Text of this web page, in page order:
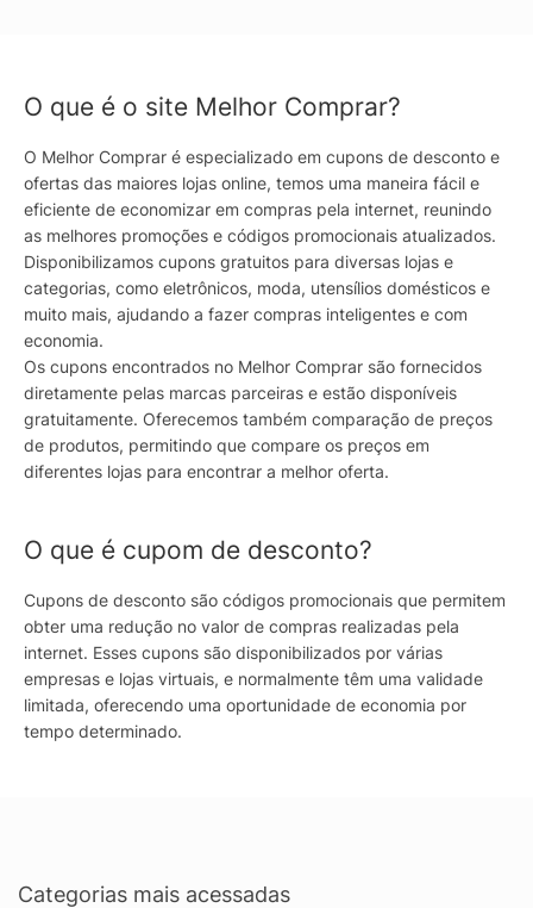
O que é o site Melhor Comprar?
O Melhor Comprar é especializado em cupons de desconto e
ofertas das maiores lojas online, temos uma maneira fácil e
eficiente de economizar em compras pela internet, reunindo
as melhores promoções e códigos promocionais atualizados.
Disponibilizamos cupons gratuitos para diversas lojas e
categorias, como eletrônicos, moda, utensílios domésticos e
muito mais, ajudando a fazer compras inteligentes e com
economia.
Os cupons encontrados no Melhor Comprar são fornecidos
diretamente pelas marcas parceiras e estão disponíveis
gratuitamente. Oferecemos também comparação de preços
de produtos, permitindo que compare os preços em
diferentes lojas para encontrar a melhor oferta.
O que é cupom de desconto?
Cupons de desconto são códigos promocionais que permitem
obter uma redução no valor de compras realizadas pela
internet. Esses cupons são disponibilizados por várias
empresas e lojas virtuais, e normalmente têm uma validade
limitada, oferecendo uma oportunidade de economia por
tempo determinado.
Categorias mais acessadas